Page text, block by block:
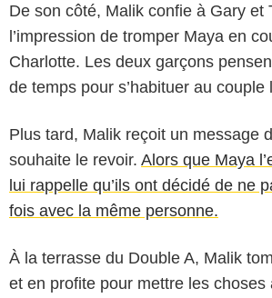
De son côté, Malik confie à Gary et
l’impression de tromper Maya en
Charlotte. Les deux garçons
de temps pour s’habituer au couple
Plus tard, Malik reçoit un message
souhaite le revoir. Alors que Maya
lui rappelle qu’ils ont décidé de ne
fois avec la même personne.
À la terrasse du Double A, Malik
et en profite pour mettre les choses